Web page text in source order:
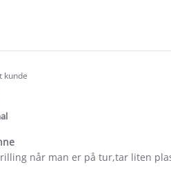
kunde
når man er på tur,tar liten